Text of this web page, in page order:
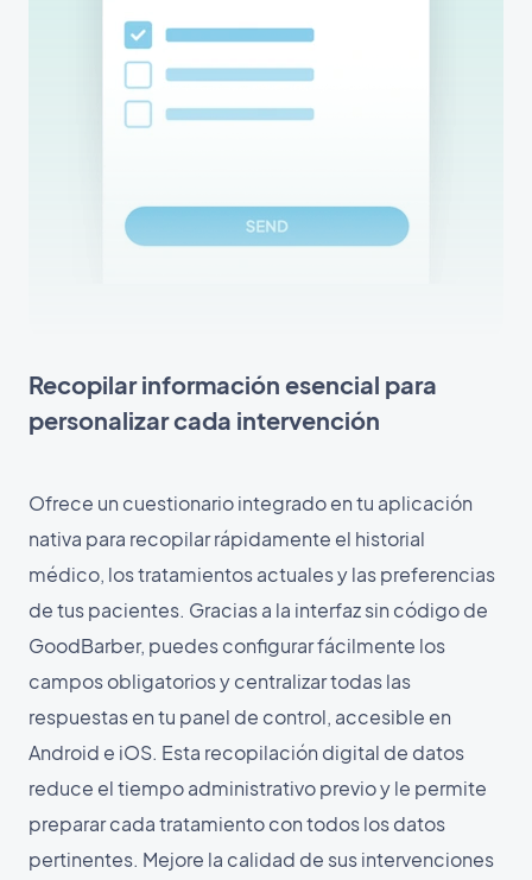
Recopilar información esencial para
personalizar cada intervención
Ofrece un cuestionario integrado en tu aplicación
nativa para recopilar rápidamente el historial
médico, los tratamientos actuales y las preferencias
de tus pacientes. Gracias a la interfaz sin código de
GoodBarber, puedes configurar fácilmente los
campos obligatorios y centralizar todas las
respuestas en tu panel de control, accesible en
Android e iOS. Esta recopilación digital de datos
reduce el tiempo administrativo previo y le permite
preparar cada tratamiento con todos los datos
pertinentes. Mejore la calidad de sus intervenciones